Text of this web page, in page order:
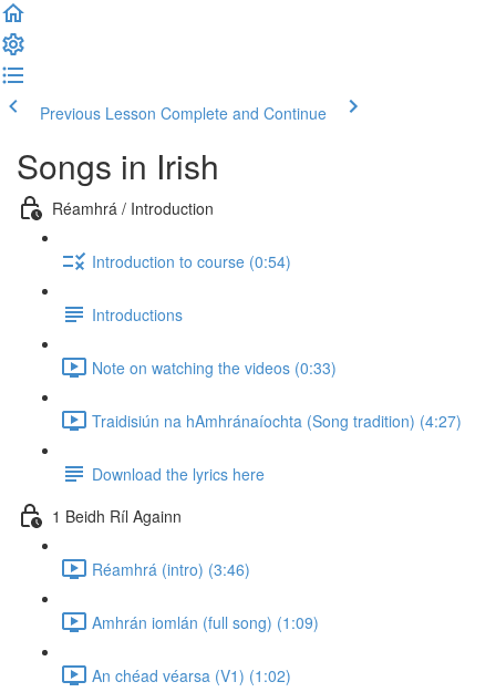
Previous Lesson Complete and Continue
Songs in Irish
Réamhrá / Introduction
Introduction to course (0:54)
Introductions
Note on watching the videos (0:33)
Traidisiún na hAmhránaíochta (Song tradition) (4:27)
Download the lyrics here
1 Beidh Ríl Againn
Réamhrá (intro) (3:46)
Amhrán iomlán (full song) (1:09)
An chéad véarsa (V1) (1:02)